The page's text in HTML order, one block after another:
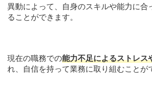
異動によって、自身のスキルや能力に合
ることができます。
現在の職務での能力不足によるストレス
れ、自信を持って業務に取り組むことが